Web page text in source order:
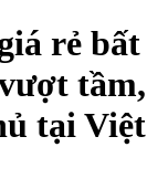
rẻ bất
tầm,
tại Việt